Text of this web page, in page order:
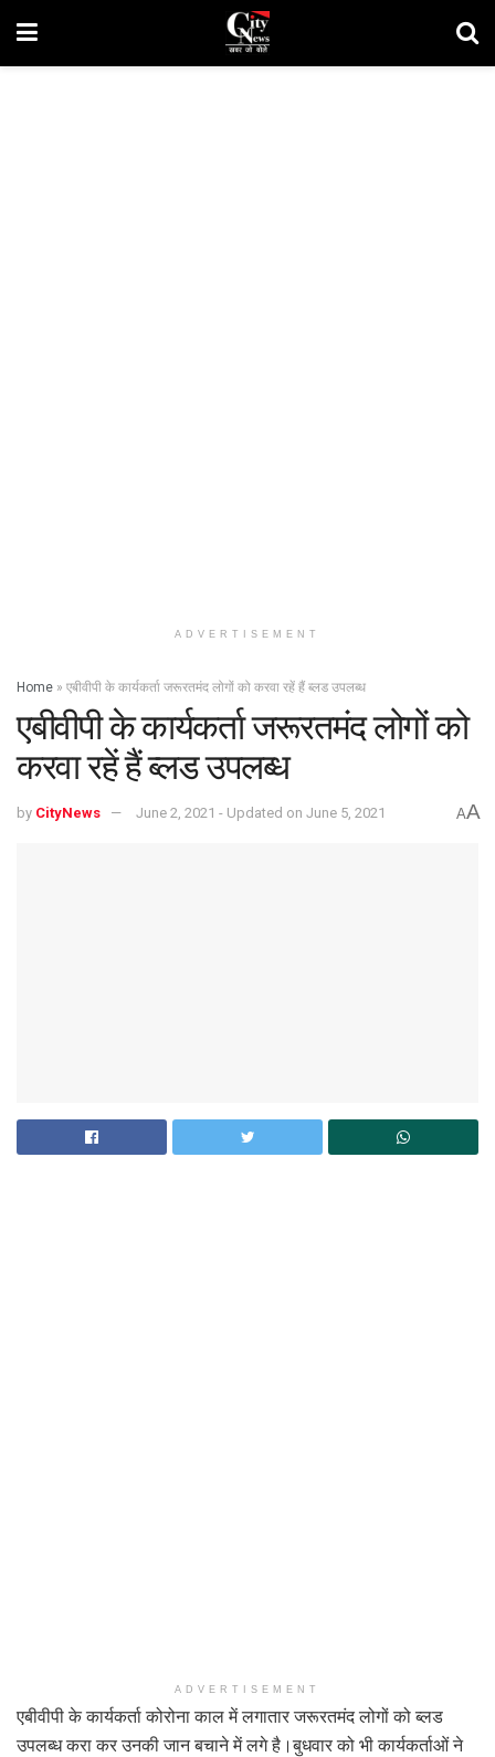
ADVERTISEMENT
Home » एबीवीपी के कार्यकर्ता जरूरतमंद लोगों को करवा रहें हैं ब्लड उपलब्ध
एबीवीपी के कार्यकर्ता जरूरतमंद लोगों को
करवा रहें हैं ब्लड उपलब्ध
by CityNews June 2, 2021 - Updated on June 5, 2021 AA
ADVERTISEMENT
एबीवीपी के कार्यकर्ता कोरोना काल में लगातार जरूरतमंद लोगों को ब्लड
उपलब्ध करा कर उनकी जान बचाने में लगे है।बुधवार को भी कार्यकर्ताओं ने